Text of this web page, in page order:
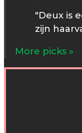
"Deux is
zijn
More picks